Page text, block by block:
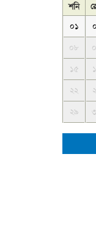
শনি
০১
০৮
১৫
২২
২৯